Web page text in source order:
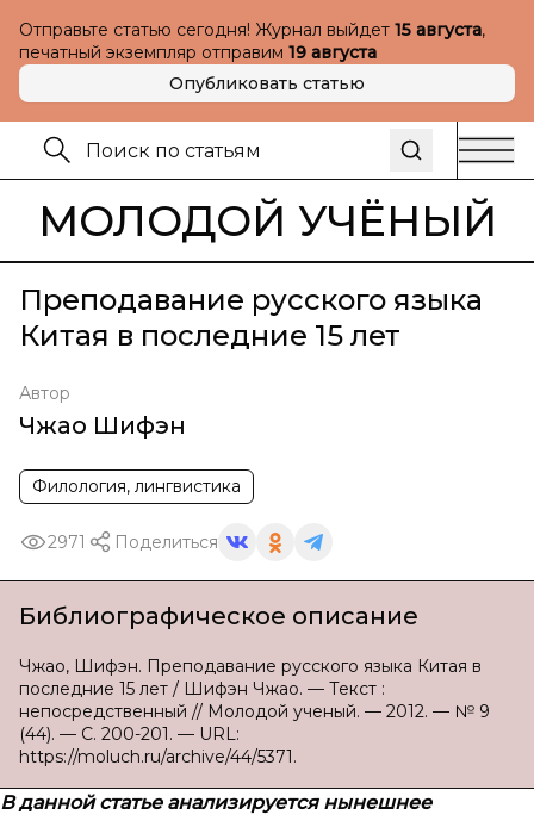
Отправьте статью сегодня! Журнал выйдет 15 августа,
печатный экземпляр отправим 19 августа
Опубликовать статью
МОЛОДОЙ УЧЁНЫЙ
Преподавание русского языка
Китая в последние 15 лет
Автор
Чжао Шифэн
Филология, лингвистика
2971 Поделиться
Библиографическое описание
Чжао, Шифэн. Преподавание русского языка Китая в
последние 15 лет / Шифэн Чжао. — Текст :
непосредственный // Молодой ученый. — 2012. — № 9
(44). — С. 200-201. — URL:
https://moluch.ru/archive/44/5371.
В данной статье анализируется нынешнее